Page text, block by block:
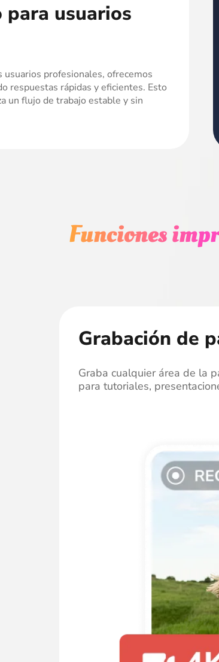
usuarios
usuarios profesionales, ofrecemos
respuestas rápidas y eficientes. Esto
un flujo de trabajo estable y sin
Funciones
Grabación de
Graba cualquier área de la
para tutoriales,